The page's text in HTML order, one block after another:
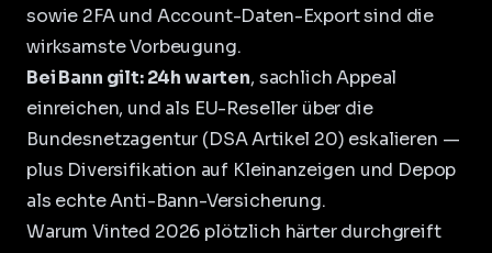
sowie 2FA und Account-Daten-Export sind die
wirksamste Vorbeugung.
Bei Bann gilt: 24h warten, sachlich Appeal
einreichen, und als EU-Reseller über die
Bundesnetzagentur (DSA Artikel 20) eskalieren —
plus Diversifikation auf Kleinanzeigen und Depop
als echte Anti-Bann-Versicherung.
Warum Vinted 2026 plötzlich härter durchgreift